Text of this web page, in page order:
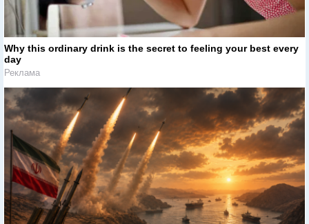
Why this ordinary drink is the secret to feeling your best every
day
Реклама